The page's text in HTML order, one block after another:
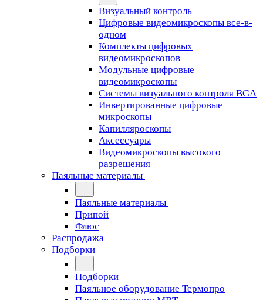
Визуальный контроль
Цифровые видеомикроскопы все-в-
одном
Комплекты цифровых
видеомикроскопов
Модульные цифровые
видеомикроскопы
Cистемы визуального контроля BGA
Инвертированные цифровые
микроскопы
Капилляроскопы
Аксессуары
Видеомикроскопы высокого
разрешения
Паяльные материалы
Паяльные материалы
Припой
Флюс
Распродажа
Подборки
Подборки
Паяльное оборудование Термопро